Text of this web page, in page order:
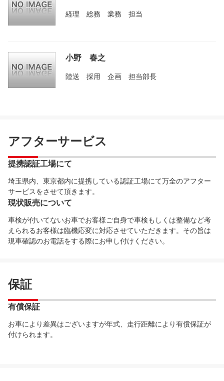
経理 総務 業務 担当
小野 春之
陸送 採用 企画 担当部長
アフターサービス
提携認証工場にて
埼玉県内、東京都内に提携している認証工場にて万全のアフター
サービスをさせて頂きます。
現状販売について
車検が付いてないお車でお客様ご自身で車検もしくは整備など考
えられるお客様は臨機応変に対応させていただきます。その旨は
現車確認のお電話をする際にお申し付けください。
保証
有償保証
お車により差異はございますが年式、走行距離により有償保証が
付けられます。